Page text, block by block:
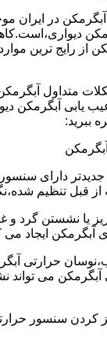
آبگرمکن در ایران
از رایج ترین
متداول
یابی آبگرمکن
ببرید:
دارای سنسور
قبل تنظیم
یا نشستن گرد و
آبگرمکن ایجاد می
حرارتی
می تواند
کردن سنسور